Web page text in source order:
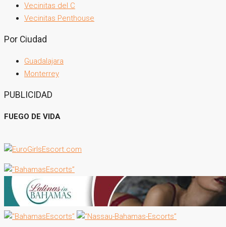
Vecinitas del C
Vecinitas Penthouse
Por Ciudad
Guadalajara
Monterrey
PUBLICIDAD
FUEGO DE VIDA